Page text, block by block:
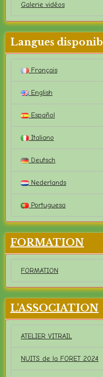
Galerie vidéos
Langues
Français
English
Español
Italiano
Deutsch
Nederlands
Portuguesa
FORMATION
FORMATION
L'ASSOCIATION
ATELIER VITRAIL
NUITS de la FORET 2024